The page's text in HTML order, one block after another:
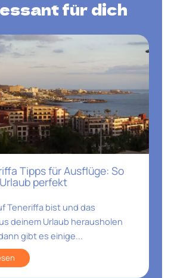
für dich
Tipps für Ausflüge: So
perfekt
Teneriffa bist und das
deinem Urlaub herausholen
gibt es einige...